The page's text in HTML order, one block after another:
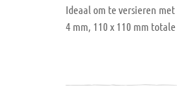
Ideaal om te versieren
4 mm, 110 x 110 mm